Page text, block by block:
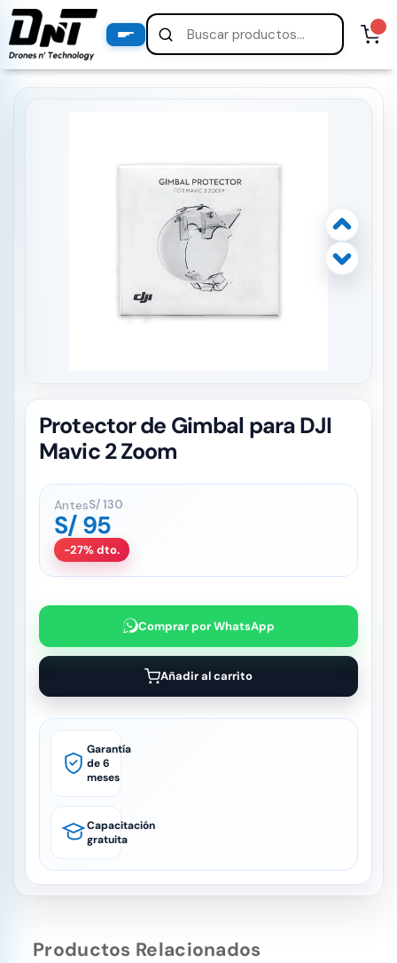
Protector de Gimbal para DJI
Mavic 2 Zoom
AntesS/130
S/ 95
-27% dto.
Comprar por WhatsApp
Añadir al carrito
Garantía
de 6
meses
Capacitación
gratuita
Productos Relacionados
PRODUCTOS
productos destacados